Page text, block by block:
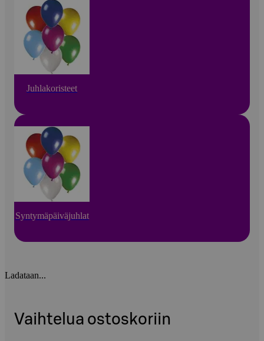
Juhlakoristeet
Syntymäpäiväjuhlat
Ladataan...
Vaihtelua ostoskoriin